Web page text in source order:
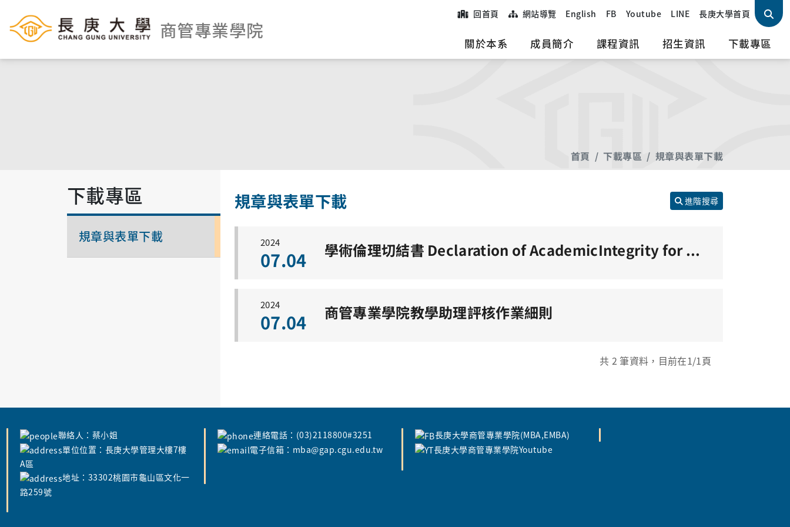
商管專業學院
回首頁 網站導覽 English FB Youtube LINE 長庚大學首頁
關於本系 成員簡介 課程資訊 招生資訊 下載專區
首頁 下載專區 規章與表單下載
下載專區
規章與表單下載
規章與表單下載 進階搜尋
2024
07.04 學術倫理切結書 Declaration of AcademicIntegrity for MasterThesis
2024
07.04 商管專業學院教學助理評核作業細則
共2 筆資料，目前在1/1頁
聯絡人：蔡小姐
單位位置：長庚大學管理大樓7樓
A區
地址：33302桃園市龜山區文化一
路259號
連絡電話：(03)2118800#3251
電子信箱：mba@gap.cgu.edu.tw
長庚大學商管專業學院(MBA,EMBA)
長庚大學商管專業學院Youtube